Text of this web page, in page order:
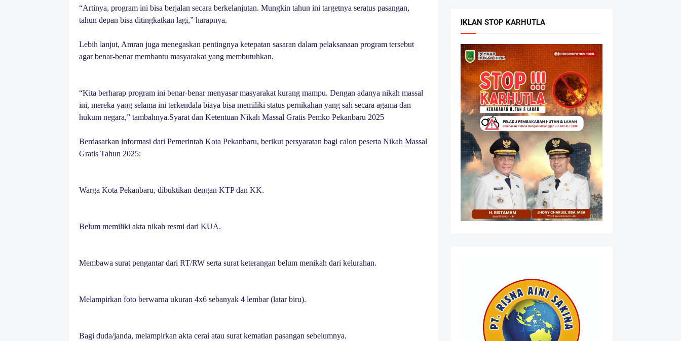
“Artinya, program ini bisa berjalan secara berkelanjutan. Mungkin tahun ini targetnya seratus pasangan,
tahun depan bisa ditingkatkan lagi,” harapnya.
Lebih lanjut, Amran juga menegaskan pentingnya ketepatan sasaran dalam pelaksanaan program tersebut
agar benar-benar membantu masyarakat yang membutuhkan.
“Kita berharap program ini benar-benar menyasar masyarakat kurang mampu. Dengan adanya nikah massal
ini, mereka yang selama ini terkendala biaya bisa memiliki status pernikahan yang sah secara agama dan
hukum negara,” tambahnya.Syarat dan Ketentuan Nikah Massal Gratis Pemko Pekanbaru 2025
Berdasarkan informasi dari Pemerintah Kota Pekanbaru, berikut persyaratan bagi calon peserta Nikah Massal
Gratis Tahun 2025:
Warga Kota Pekanbaru, dibuktikan dengan KTP dan KK.
Belum memiliki akta nikah resmi dari KUA.
Membawa surat pengantar dari RT/RW serta surat keterangan belum menikah dari kelurahan.
Melampirkan foto berwarna ukuran 4x6 sebanyak 4 lembar (latar biru).
Bagi duda/janda, melampirkan akta cerai atau surat kematian pasangan sebelumnya.
IKLAN STOP KARHUTLA